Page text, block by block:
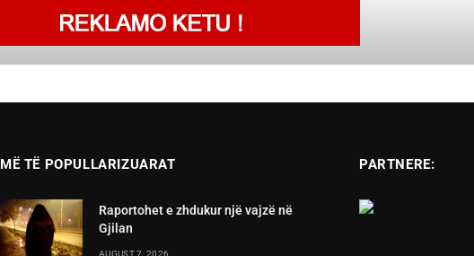
MË TË POPULLARIZUARAT
Raportohet e zhdukur një vajzë në
Gjilan
AUGUST 7, 2026
PARTNERE: